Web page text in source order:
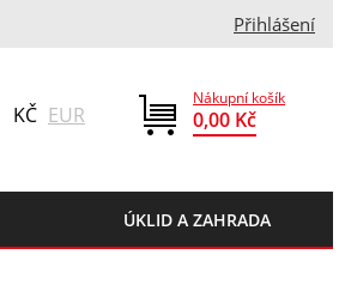
Přihlášení
Nákupní košík
0,00 Kč
KČ EUR
ÚKLID A ZAHRADA